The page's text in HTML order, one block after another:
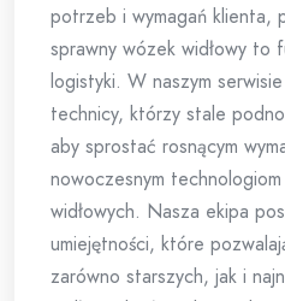
potrzeb i wymagań klienta,
sprawny wózek widłowy to
logistyki. W naszym
technicy, którzy stale
aby sprostać rosnącym
nowoczesnym
widłowych. Nasza ekipa
umiejętności, które
zarówno starszych, jak i